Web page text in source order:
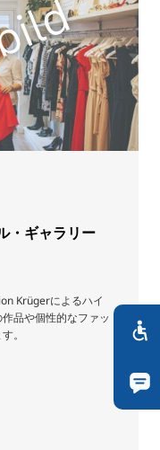
・ギャラリー
Krügerによるハイ
品や個性的なファッ
。